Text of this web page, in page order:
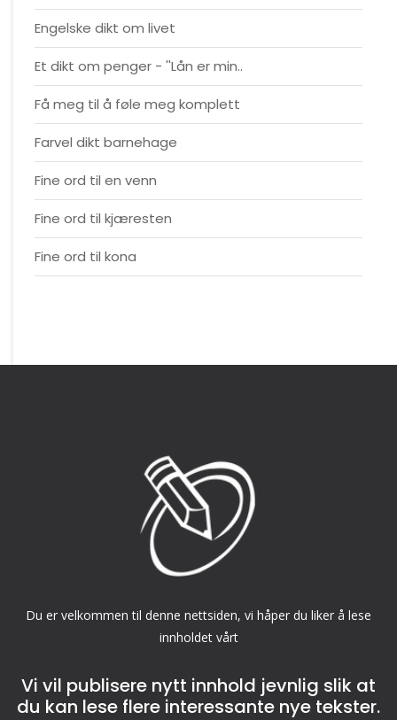
Engelske dikt om livet
Et dikt om penger - ''Lån er min..
Få meg til å føle meg komplett
Farvel dikt barnehage
Fine ord til en venn
Fine ord til kjæresten
Fine ord til kona
Du er velkommen til denne nettsiden, vi håper du liker å lese
innholdet vårt
Vi vil publisere nytt innhold jevnlig slik at
du kan lese flere interessante nye tekster.